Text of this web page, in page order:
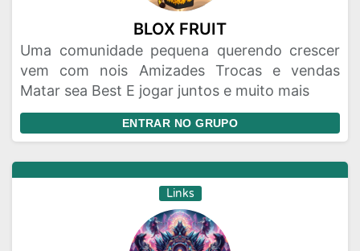
BLOX FRUIT
Uma comunidade pequena querendo crescer
vem com nois Amizades Trocas e vendas
Matar sea Best E jogar juntos e muito mais
ENTRAR NO GRUPO
Links